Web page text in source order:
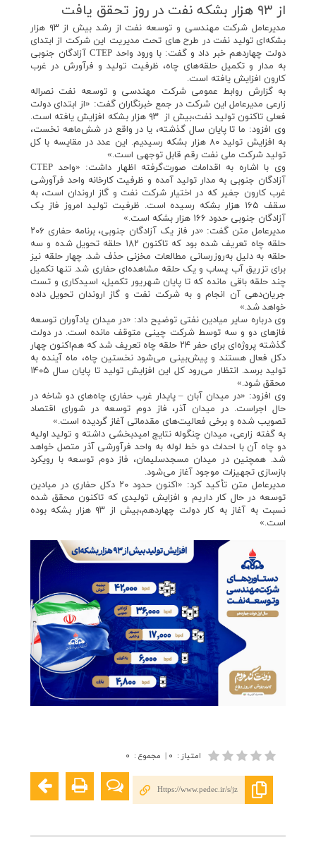
از ۹۳ هزار بشكه‌ نفت در روز تحقق یافت
مدیرعامل شرکت مهندسی و توسعه نفت از رشد بیش از ۹۳ هزار
بشکه‌ای تولید نفت در طرح های تحت مدیریت این شرکت از ابتدای
دولت چهاردهم خبر داد و گفت: با ورود واحد CTEP آزادگان جنوبی
به مدار و تکمیل حلقه‌های چاه، ظرفیت تولید و فرآورش در غرب
کارون افزایش یافته است.
به گزارش روابط عمومی شرکت مهندسی و توسعه نفت نصراله
زارعی مدیرعامل این شرکت در جمع خبرنگاران گفت: «از ابتدای دولت
فعلی تاکنون تولید نفت،بیش از ۹۳ هزار بشکه افزایش یافته است.
وی افزود: ما تا پایان سال گذشته، یا در واقع در شش‌ماهه نخست،
به افزایش تولید ۸۰ هزار بشکه رسیدیم. این عدد در مقایسه با کل
تولید شرکت ملی نفت رقم قابل توجهی است.»
وی با اشاره به اقدامات صورت‌گرفته اظهار داشت: «واحد CTEP
آزادگان جنوبی به مدار تولید آمده و ظرفیت کارخانه واحد فرآورشی
غرب کارون جفیر که در اختیار شرکت نفت و گاز اروندان است، به
سقف ۱۶۵ هزار بشکه رسیده است. ظرفیت تولید امروز فاز یک
آزادگان جنوبی حدود ۱۶۶ هزار بشکه است.»
مدیرعامل متن گفت: «در فاز یک آزادگان جنوبی، برنامه حفاری ۲۰۶
حلقه چاه تعریف شده بود که تاکنون ۱۸۲ حلقه تحویل شده و سه
حلقه به دلیل به‌روزرسانی مطالعات مخزنی حذف شد. چهار حلقه نیز
برای تزریق آب پساب و یک حلقه مشاهده‌ای حفاری شد. تنها تکمیل
چند حلقه باقی مانده که تا پایان شهریور تکمیل، اسیدکاری و تست
جریان‌دهی آن انجام و به شرکت نفت و گاز اروندان تحویل داده
خواهد شد.»
وی درباره سایر میادین نفتی توضیح داد: «در میدان یادآوران توسعه
فازهای دو و سه توسط شرکت چینی متوقف مانده است. در دولت
گذشته پروژه‌ای برای حفر ۲۴ حلقه چاه تعریف شد که هم‌اکنون چهار
دکل فعال هستند و پیش‌بینی می‌شود نخستین چاه، ماه آینده به
تولید برسد. انتظار می‌رود کل این افزایش تولید تا پایان سال ۱۴۰۵
محقق شود.»
وی افزود: «در میدان آبان – پایدار غرب حفاری چاه‌های دو شاخه در
حال اجراست. در میدان آذر، فاز دوم توسعه در شورای اقتصاد
تصویب شده و برخی فعالیت‌های مقدماتی آغاز گردیده است.»
به گفته زارعی، میدان چنگوله نتایج امیدبخشی داشته و تولید اولیه
دو چاه آن با احداث دو خط لوله به واحد فرآورشی آذر متصل خواهد
شد. همچنین در میدان مسجدسلیمان، فاز دوم توسعه با رویکرد
بازسازی تجهیزات موجود آغاز می‌شود.
مدیرعامل متن تأکید کرد: «اکنون حدود ۲۰ دکل حفاری در میادین
توسعه در حال کار داریم و افزایش تولیدی که تاکنون محقق شده
نسبت به آغاز به کار دولت چهاردهم،بیش از ۹۳ هزار بشکه بوده
است.»
امتیاز : ۰ | مجموع : ۰
Https://www.pedec.ir/s/jz